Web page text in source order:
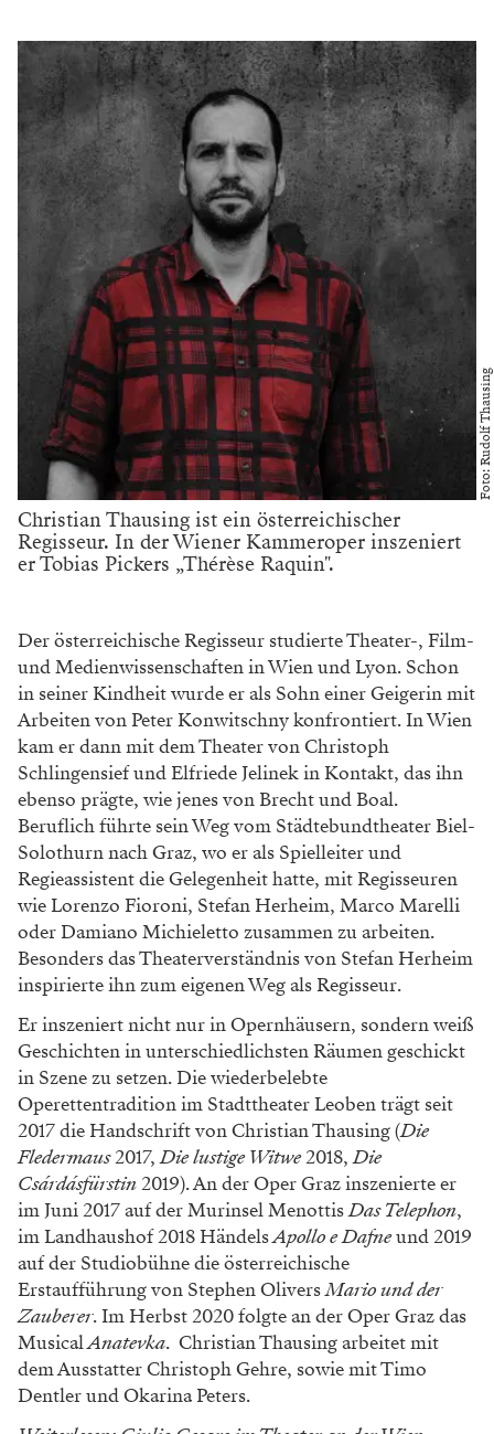
Foto: Rudolf Thausing
Christian Thausing ist ein österreichischer
Regisseur. In der Wiener Kammeroper inszeniert
er Tobias Pickers „Thérèse Raquin".
Der österreichische Regisseur studierte Theater-, Film-
und Medienwissenschaften in Wien und Lyon. Schon
in seiner Kindheit wurde er als Sohn einer Geigerin mit
Arbeiten von Peter Konwitschny konfrontiert. In Wien
kam er dann mit dem Theater von Christoph
Schlingensief und Elfriede Jelinek in Kontakt, das ihn
ebenso prägte, wie jenes von Brecht und Boal.
Beruflich führte sein Weg vom Städtebundtheater Biel-
Solothurn nach Graz, wo er als Spielleiter und
Regieassistent die Gelegenheit hatte, mit Regisseuren
wie Lorenzo Fioroni, Stefan Herheim, Marco Marelli
oder Damiano Michieletto zusammen zu arbeiten.
Besonders das Theaterverständnis von Stefan Herheim
inspirierte ihn zum eigenen Weg als Regisseur.
Er inszeniert nicht nur in Opernhäusern, sondern weiß
Geschichten in unterschiedlichsten Räumen geschickt
in Szene zu setzen. Die wiederbelebte
Operettentradition im Stadttheater Leoben trägt seit
2017 die Handschrift von Christian Thausing (Die
Fledermaus2017,Die lustige Witwe2018,Die
Csárdásfürstin2019). An der Oper Graz inszenierte er
im Juni 2017 auf der Murinsel MenottisDas Telephon,
im Landhaushof 2018 HändelsApollo e Dafneund 2019
auf der Studiobühne die österreichische
Erstaufführung von Stephen OliversMario und der
Zauberer. Im Herbst 2020 folgte an der Oper Graz das
MusicalAnatevka. Christian Thausing arbeitet mit
dem Ausstatter Christoph Gehre, sowie mit Timo
Dentler und Okarina Peters.